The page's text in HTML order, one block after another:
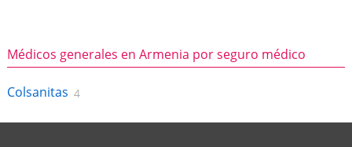
Médicos generales en Armenia por seguro médico
Colsanitas 4